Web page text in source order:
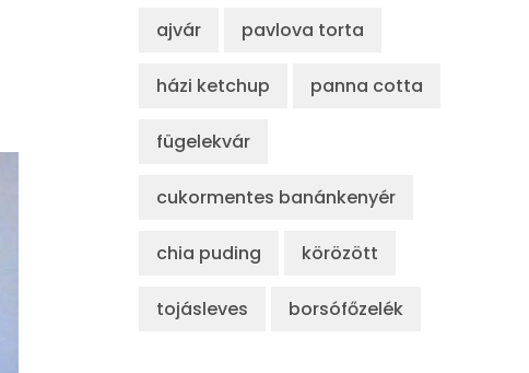
ajvár pavlova torta
házi ketchup panna cotta
fügelekvár
cukormentes banánkenyér
chia puding körözött
tojásleves borsófőzelék